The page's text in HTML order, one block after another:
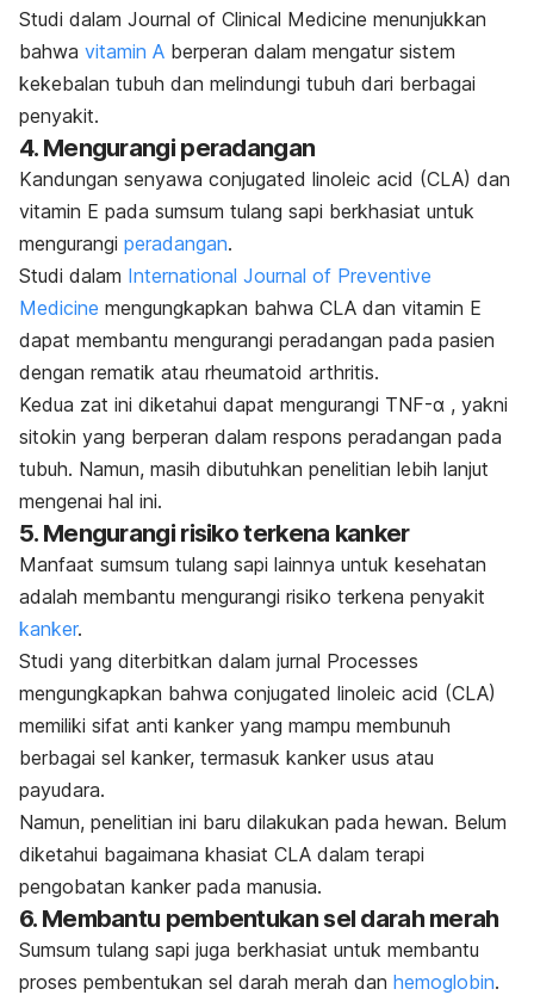
Studi dalam Journal of Clinical Medicine menunjukkan
bahwa vitamin A berperan dalam mengatur sistem
kekebalan tubuh dan melindungi tubuh dari berbagai
penyakit.
4. Mengurangi peradangan
Kandungan senyawa conjugated linoleic acid (CLA) dan
vitamin E pada sumsum tulang sapi berkhasiat untuk
mengurangi peradangan.
Studi dalam International Journal of Preventive
Medicine mengungkapkan bahwa CLA dan vitamin E
dapat membantu mengurangi peradangan pada pasien
dengan rematik atau rheumatoid arthritis.
Kedua zat ini diketahui dapat mengurangi TNF-α , yakni
sitokin yang berperan dalam respons peradangan pada
tubuh. Namun, masih dibutuhkan penelitian lebih lanjut
mengenai hal ini.
5. Mengurangi risiko terkena kanker
Manfaat sumsum tulang sapi lainnya untuk kesehatan
adalah membantu mengurangi risiko terkena penyakit
kanker.
Studi yang diterbitkan dalam jurnal Processes
mengungkapkan bahwa conjugated linoleic acid (CLA)
memiliki sifat anti kanker yang mampu membunuh
berbagai sel kanker, termasuk kanker usus atau
payudara.
Namun, penelitian ini baru dilakukan pada hewan. Belum
diketahui bagaimana khasiat CLA dalam terapi
pengobatan kanker pada manusia.
6. Membantu pembentukan sel darah merah
Sumsum tulang sapi juga berkhasiat untuk membantu
proses pembentukan sel darah merah dan hemoglobin.